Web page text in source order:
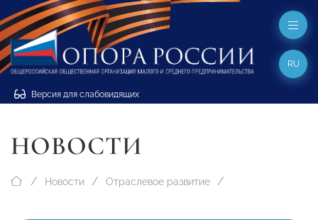
Версия для слабовидящих
RU
НОВОСТИ
Новости Отраслевое развитие